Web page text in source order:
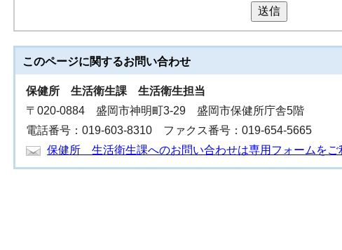
送信
このページに関するお問い合わせ
保健所 生活衛生課 生活衛生担当
〒020-0884 盛岡市神明町3-29 盛岡市保健所庁舎5階
電話番号：019-603-8310 ファクス番号：019-654-5665
保健所 生活衛生課へのお問い合わせは専用フォームをご